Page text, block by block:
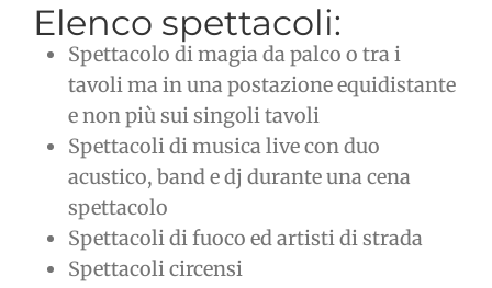
Elenco spettacoli:
Spettacolo di magia da palco o tra i
tavoli ma in una postazione equidistante
e non più sui singoli tavoli
Spettacoli di musica live con duo
acustico, band e dj durante una cena
spettacolo
Spettacoli di fuoco ed artisti di strada
Spettacoli circensi